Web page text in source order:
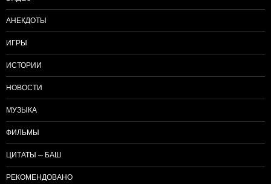
АНЕКДОТЫ
ИГРЫ
ИСТОРИИ
НОВОСТИ
МУЗЫКА
ФИЛЬМЫ
ЦИТАТЫ — БАШ
РЕКОМЕНДОВАНО